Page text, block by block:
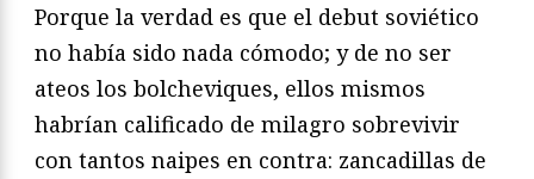
Porque la verdad es que el debut soviético
no había sido nada cómodo; y de no ser
ateos los bolcheviques, ellos mismos
habrían calificado de milagro sobrevivir
con tantos naipes en contra: zancadillas de